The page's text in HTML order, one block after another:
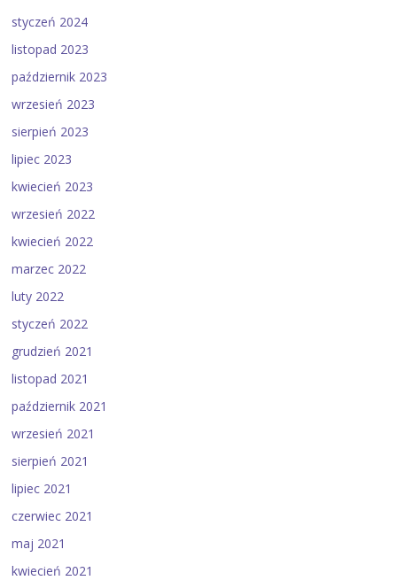
styczeń 2024
listopad 2023
październik 2023
wrzesień 2023
sierpień 2023
lipiec 2023
kwiecień 2023
wrzesień 2022
kwiecień 2022
marzec 2022
luty 2022
styczeń 2022
grudzień 2021
listopad 2021
październik 2021
wrzesień 2021
sierpień 2021
lipiec 2021
czerwiec 2021
maj 2021
kwiecień 2021